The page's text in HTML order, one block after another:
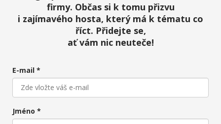
firmy. Občas si k tomu přizvu
i zajímavého hosta, který má k tématu co
říct. Přidejte se,
ať vám nic neuteče!
E-mail *
Jméno *